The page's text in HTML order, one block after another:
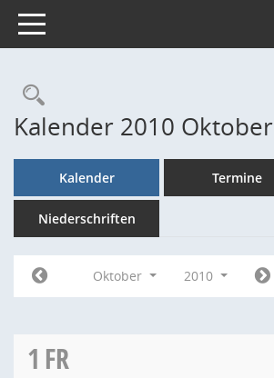
Toggle navigation
Rechercheauswahl
Kalender 2010 Oktober
Kalender Termine
Niederschriften
Oktober 2010
1 FR